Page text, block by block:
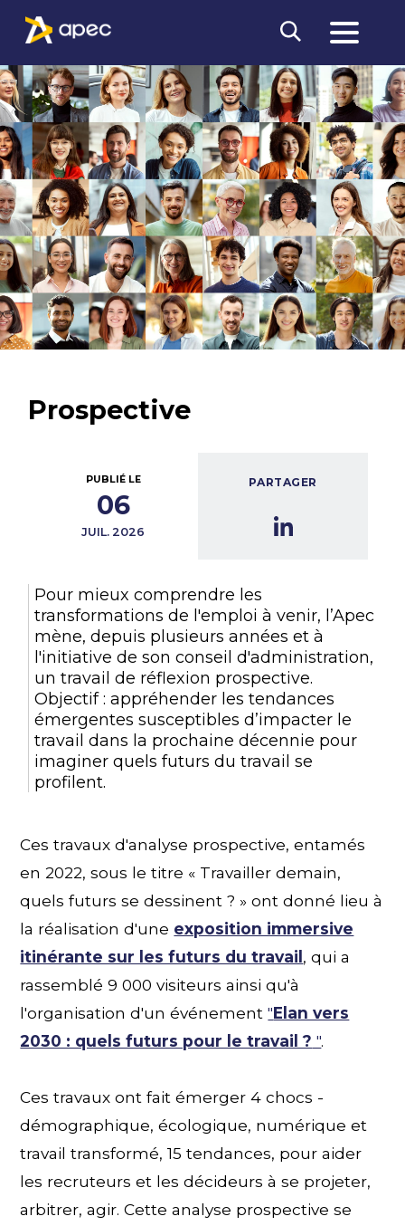
Prospective
PUBLIÉ LE
06
JUIL. 2026
PARTAGER
Pour mieux comprendre les
transformations de l'emploi à venir, l’Apec
mène, depuis plusieurs années et à
l'initiative de son conseil d'administration,
un travail de réflexion prospective.
Objectif : appréhender les tendances
émergentes susceptibles d’impacter le
travail dans la prochaine décennie pour
imaginer quels futurs du travail se
profilent.
Ces travaux d'analyse prospective, entamés
en 2022, sous le titre « Travailler demain,
quels futurs se dessinent ? » ont donné lieu à
la réalisation d'une exposition immersive
itinérante sur les futurs du travail , qui a
rassemblé 9 000 visiteurs ainsi qu'à
l'organisation d'un événement"Elan vers
2030 : quels futurs pour le travail ? ".
Ces travaux ont fait émerger 4 chocs -
démographique, écologique, numérique et
travail transformé, 15 tendances, pour aider
les recruteurs et les décideurs à se projeter,
arbitrer, agir. Cette analyse prospective se